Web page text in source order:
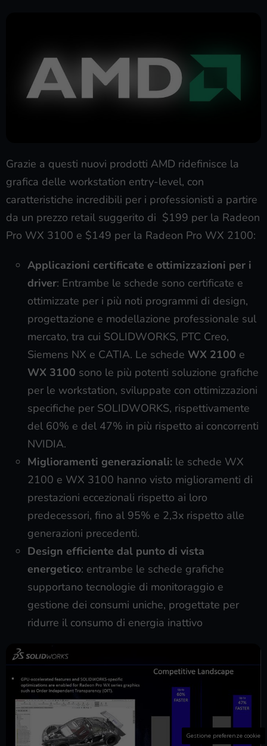
Grazie a questi nuovi prodotti AMD ridefinisce la
grafica delle workstation entry-level, con
caratteristiche incredibili per i professionisti a partire
da un prezzo retail suggerito di $199 per la Radeon
Pro WX 3100 e $149 per la Radeon Pro WX 2100:
Applicazioni certificate e ottimizzazioni per i
driver: Entrambe le schede sono certificate e
ottimizzate per i più noti programmi di design,
progettazione e modellazione professionale sul
mercato, tra cui SOLIDWORKS, PTC Creo,
Siemens NX e CATIA. Le schede WX 2100 e
WX 3100 sono le più potenti soluzione grafiche
per le workstation, sviluppate con ottimizzazioni
specifiche per SOLIDWORKS, rispettivamente
del 60% e del 47% in più rispetto ai concorrenti
NVIDIA.
Miglioramenti generazionali: le schede WX
2100 e WX 3100 hanno visto miglioramenti di
prestazioni eccezionali rispetto ai loro
predecessori, fino al 95% e 2,3x rispetto alle
generazioni precedenti.
Design efficiente dal punto di vista
energetico: entrambe le schede grafiche
supportano tecnologie di monitoraggio e
gestione dei consumi uniche, progettate per
ridurre il consumo di energia inattivo
Gestione preferenze cookie